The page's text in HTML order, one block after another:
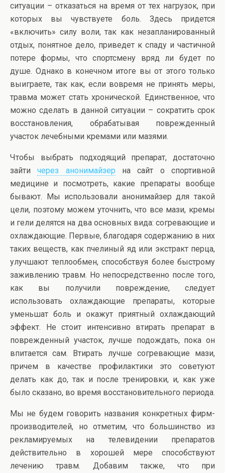
ситуации – отказаться на время от тех нагрузок, при
которых вы чувствуете боль. Здесь придется
«включить» силу воли, так как незапланированный
отдых, понятное дело, приведет к спаду и частичной
потере формы, что спортсмену вряд ли будет по
душе. Однако в конечном итоге вы от этого только
выиграете, так как, если вовремя не принять меры,
травма может стать хронической. Единственное, что
можно сделать в данной ситуации – сократить срок
восстановления, обрабатывая поврежденный
участок лечебными кремами или мазями.
Чтобы выбрать подходящий препарат, достаточно
зайтичерез анонимайзер на сайт о спортивной
медицине и посмотреть, какие препараты вообще
бывают. Мы использовали анонимайзер для такой
цели, поэтому можем уточнить, что все мази, кремы
и гели делятся на два основных вида: согревающие и
охлаждающие. Первые, благодаря содержанию в них
таких веществ, как пчелиный яд или экстракт перца,
улучшают теплообмен, способствуя более быстрому
заживлению травм. Но непосредственно после того,
как вы получили повреждение, следует
использовать охлаждающие препараты, которые
уменьшат боль и окажут приятный охлаждающий
эффект. Не стоит интенсивно втирать препарат в
поврежденный участок, лучше подождать, пока он
впитается сам. Втирать лучше согревающие мази,
причем в качестве профилактики это советуют
делать как до, так и после тренировки, и, как уже
было сказано, во время восстановительного периода.
Мы не будем говорить названия конкретных фирм-
производителей, но отметим, что большинство из
рекламируемых на телевидении препаратов
действительно в хорошей мере способствуют
лечению травм. Добавим также, что при